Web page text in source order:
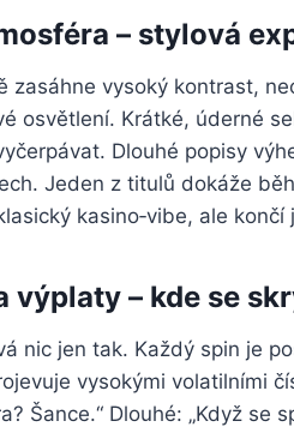
– stylová
zasáhne vysoký kontrast,
osvětlení. Krátké, úderné
Dlouhé popisy
Jeden z titulů dokáže
kasino‑vibe, ale končí
výplaty – kde se
nic jen tak. Každý spin je
vysokými volatilními
Šance.“ Dlouhé: „Když